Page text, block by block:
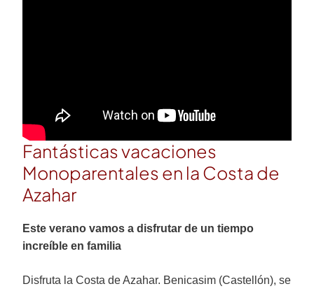
Fantásticas vacaciones
Monoparentales en la Costa de
Azahar
Este verano vamos a disfrutar de un tiempo
increíble en familia
Disfruta la Costa de Azahar. Benicasim (Castellón), se